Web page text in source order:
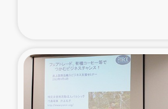
ミャンマー緊急支
タイ国境ミャンマー移民子